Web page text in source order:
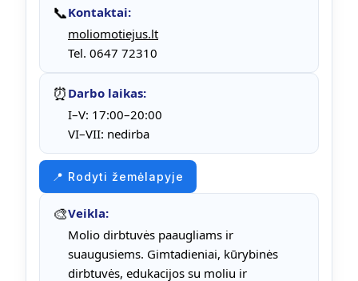
📞Kontaktai:
moliomotiejus.lt
Tel. 0647 72310
⏰ Darbo laikas:
I–V: 17:00–20:00
VI–VII: nedirba
📍 Rodyti žemėlapyje
🎨Veikla:
Molio dirbtuvės paaugliams ir
suaugusiems. Gimtadieniai, kūrybinės
dirbtuvės, edukacijos su moliu ir